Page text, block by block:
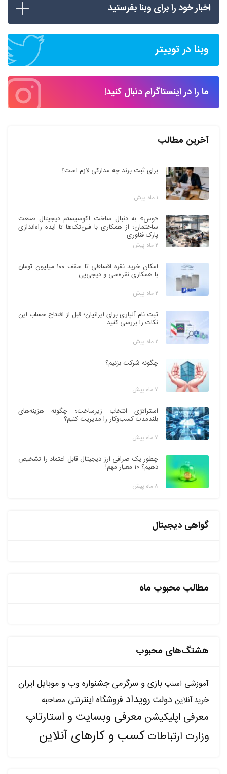
اخبار خود را برای وبنا بفرستید
وبنا در توییتر
ما را در اینستاگرام دنبال کنید!
آخرین مطالب
برای ثبت برند چه مدارکی لازم است؟
۱ ماه پیش
«وس» به دنبال ساخت اکوسیستم دیجیتال صنعت
ساختمان؛ از همکاری با فین‌تک‌ها تا ایده راه‌اندازی
پارک فناوری
۲ ماه پیش
امکان خرید نقره اقساطی تا سقف ۱۰۰ میلیون تومان
با همکاری نقره‌سی و دیجی‌پی
۲ ماه پیش
ثبت نام آلپاری برای ایرانیان؛ قبل از افتتاح حساب این
نکات را بررسی کنید
۲ ماه پیش
چگونه شرکت بزنیم؟
۷ ماه پیش
استراتژی انتخاب زیرساخت؛ چگونه هزینه‌های
بلندمدت کسب‌وکار را مدیریت کنیم؟
۷ ماه پیش
چطور یک صرافی ارز دیجیتال قابل اعتماد را تشخیص
دهیم؟ ۱۰ معیار مهم!
۸ ماه پیش
گواهی دیجیتال
مطالب محبوب ماه
هشتگ‌های محبوب
آموزشی اسنپ بازی و سرگرمی جشنواره وب و موبایل ایران
خرید آنلاین دولت رویداد فروشگاه اینترنتی مصاحبه
معرفی اپلیکیشن معرفی وبسایت و استارتاپ
وزارت ارتباطاتکسب و کارهای آنلاین